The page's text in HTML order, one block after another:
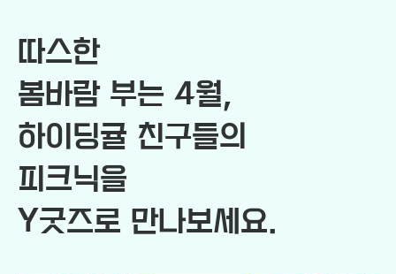
따스한
봄바람 부는 4월,
하이딩귤 친구들의
피크닉을
Y굿즈로 만나보세요.